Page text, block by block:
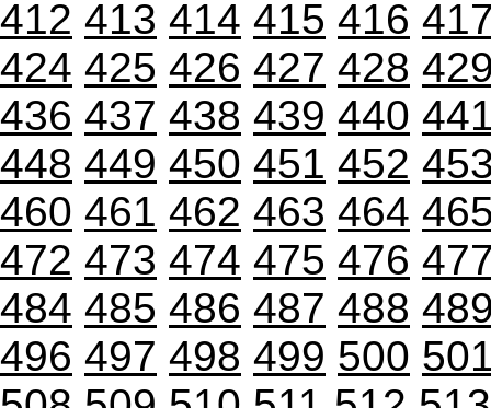
412 413 414 415 416
424 425 426 427 428
436 437 438 439 440
448 449 450 451 452
460 461 462 463 464
472 473 474 475 476
484 485 486 487 488
496 497 498 499 500